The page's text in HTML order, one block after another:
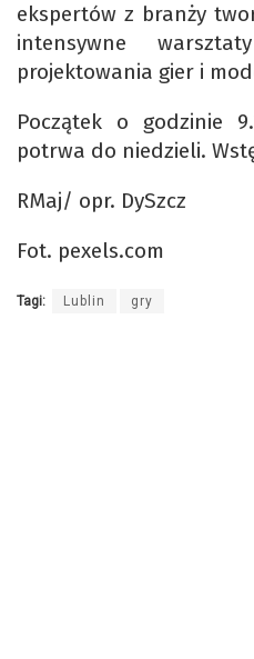
ekspertów z branży
intensywne
projektowania gier i
Początek o godzinie
potrwa do niedzieli.
RMaj/ opr. DySzcz
Fot. pexels.com
Tagi: Lublin gry